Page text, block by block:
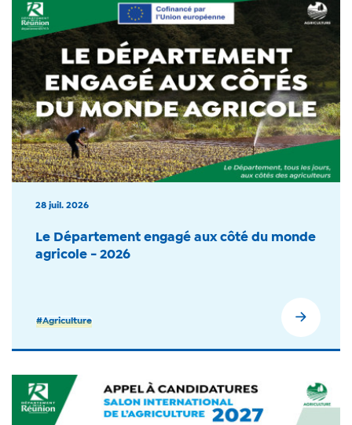
28 juil. 2026
Le Département engagé aux côté du monde
agricole - 2026
#Agriculture